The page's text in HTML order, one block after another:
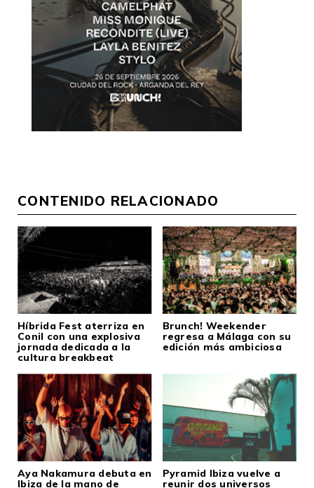
CONTENIDO RELACIONADO
Híbrida Fest aterriza en
Conil con una explosiva
jornada dedicada a la
cultura breakbeat
Brunch! Weekender
regresa a Málaga con su
edición más ambiciosa
Aya Nakamura debuta en
Ibiza de la mano de
Pyramid Ibiza vuelve a
reunir dos universos